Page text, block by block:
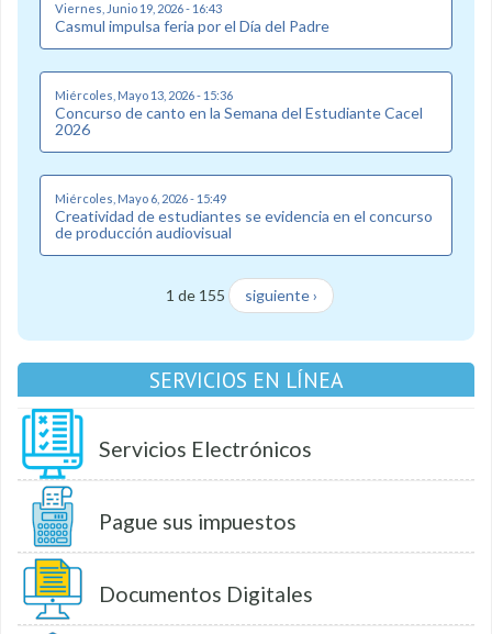
Viernes, Junio 19, 2026 - 16:43
Casmul impulsa feria por el Día del Padre
Miércoles, Mayo 13, 2026 - 15:36
Concurso de canto en la Semana del Estudiante Cacel
2026
Miércoles, Mayo 6, 2026 - 15:49
Creatividad de estudiantes se evidencia en el concurso
de producción audiovisual
1 de 155 siguiente ›
SERVICIOS EN LÍNEA
Servicios Electrónicos
Pague sus impuestos
Documentos Digitales